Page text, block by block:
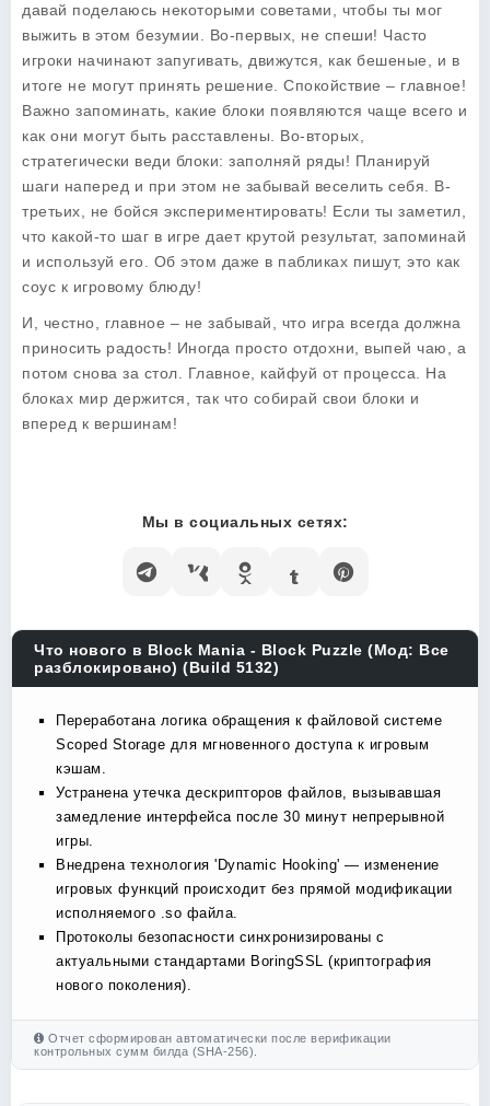
давай поделаюсь некоторыми советами , чтобы ты мог
выжить в этом безумии. Во-первых, не спеши! Часто
игроки начинают запугивать, движутся, как бешеные, и в
итоге не могут принять решение. Спокойствие – главное!
Важно запоминать, какие блоки появляются чаще всего и
как они могут быть расставлены. Во-вторых,
стратегически веди блоки: заполняй ряды! Планируй
шаги наперед и при этом не забывай веселить себя. В-
третьих, не бойся экспериментировать! Если ты заметил,
что какой-то шаг в игре дает крутой результат, запоминай
и используй его. Об этом даже в пабликах пишут, это как
соус к игровому блюду!
И, честно, главное – не забывай, что игра всегда должна
приносить радость! Иногда просто отдохни, выпей чаю, а
потом снова за стол. Главное, кайфуй от процесса. На
блоках мир держится, так что собирай свои блоки и
вперед к вершинам!
Мы в социальных сетях:
Что нового в Block Mania - Block Puzzle (Мод: Все
разблокировано) (Build 5132)
Переработана логика обращения к файловой системе
Scoped Storage для мгновенного доступа к игровым
кэшам.
Устранена утечка дескрипторов файлов, вызывавшая
замедление интерфейса после 30 минут непрерывной
игры.
Внедрена технология 'Dynamic Hooking' — изменение
игровых функций происходит без прямой модификации
исполняемого .so файла.
Протоколы безопасности синхронизированы с
актуальными стандартами BoringSSL (криптография
нового поколения).
Отчет сформирован автоматически после верификации
контрольных сумм билда (SHA-256).